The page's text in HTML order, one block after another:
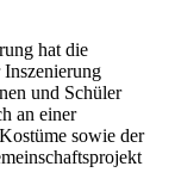
hat die
und Schüler
an einer
sowie der